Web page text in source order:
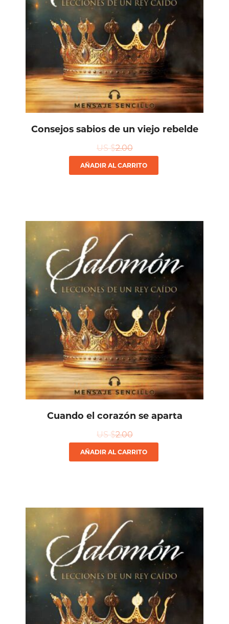
Consejos sabios de un viejo rebelde
US $2.00
AÑADIR AL CARRITO
Cuando el corazón se aparta
US $2.00
AÑADIR AL CARRITO